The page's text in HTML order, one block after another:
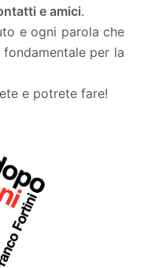
e amici.
e ogni parola che
per la
e potrete fare!